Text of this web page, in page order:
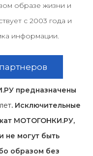
образе жизни и
с 2003 года и
информации.
предназначены
. Исключительные
МОТОГОНКИ.РУ,
могут быть
образом без